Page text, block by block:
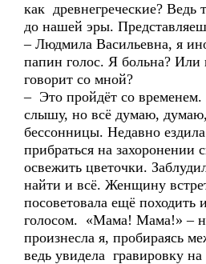
как древнегреческие? Ведь
до нашей эры.
– Людмила Васильевна, я
папин голос. Я больна? Или
говорит со мной?
– Это пройдёт со временем.
слышу, но всё думаю,
бессонницы. Недавно
прибраться на захоронении
освежить цветочки.
найти и всё. Женщину
посоветовала ещё походить
голосом. «Мама! Мама!» –
произнесла я, пробираясь
ведь увидела гравировку